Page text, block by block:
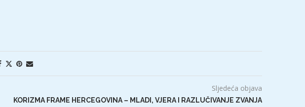
Sljedeća objava
KORIZMA FRAME HERCEGOVINA – MLADI, VJERA I RAZLUČIVANJE ZVANJA